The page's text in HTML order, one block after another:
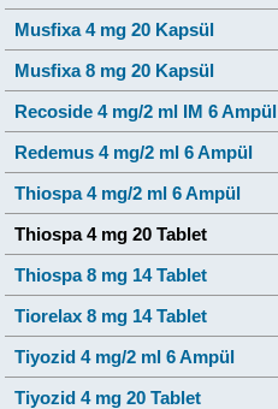
Musfixa 4 mg 20 Kapsül
Musfixa 8 mg 20 Kapsül
Recoside 4 mg/2 ml IM 6 Ampül
Redemus 4 mg/2 ml 6 Ampül
Thiospa 4 mg/2 ml 6 Ampül
Thiospa 4 mg 20 Tablet
Thiospa 8 mg 14 Tablet
Tiorelax 8 mg 14 Tablet
Tiyozid 4 mg/2 ml 6 Ampül
Tiyozid 4 mg 20 Tablet